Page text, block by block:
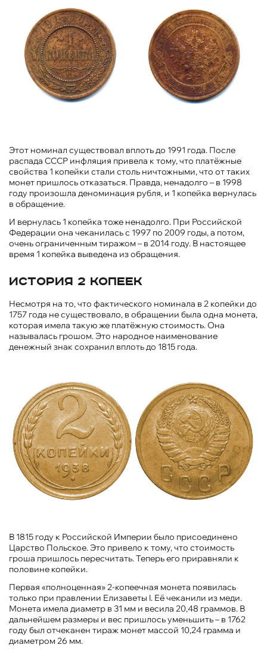
Этот номинал существовал вплоть до 1991 года. После
распада СССР инфляция привела к тому, что платёжные
свойства 1 копейки стали столь ничтожными, что от таких
монет пришлось отказаться. Правда, ненадолго – в 1998
году произошла деноминация рубля, и 1 копейка вернулась
в обращение.
И вернулась 1 копейка тоже ненадолго. При Российской
Федерации она чеканилась с 1997 по 2009 годы, а потом,
очень ограниченным тиражом – в 2014 году. В настоящее
время 1 копейка выведена из обращения.
История 2 копеек
Несмотря на то, что фактического номинала в 2 копейки до
1757 года не существовало, в обращении была одна монета,
которая имела такую же платёжную стоимость. Она
называлась грошом. Это народное наименование
денежный знак сохранил вплоть до 1815 года.
В 1815 году к Российской Империи было присоединено
Царство Польское. Это привело к тому, что стоимость
гроша пришлось пересчитать. Теперь его приравняли к
половине копейки.
Первая «полноценная» 2-копеечная монета появилась
только при правлении Елизаветы I. Её чеканили из меди.
Монета имела диаметр в 31 мм и весила 20,48 граммов. В
дальнейшем размеры и вес пришлось уменьшить – в 1762
году был отчеканен тираж монет массой 10,24 грамма и
диаметром 26 мм.